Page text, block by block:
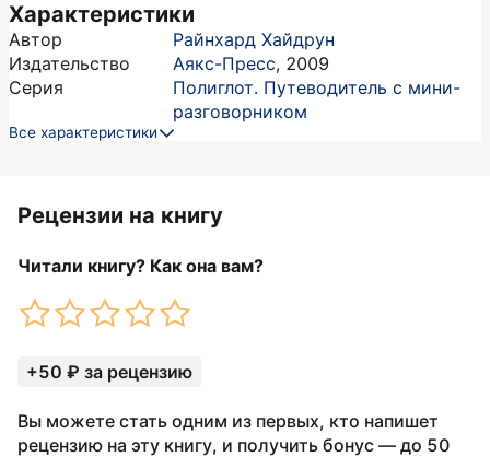
Характеристики
Автор
Райнхард Хайдрун
Издательство
Аякс-Пресс, 2009
Серия
Полиглот. Путеводитель с мини-
разговорником
Все характеристики
Рецензии на книгу
Читали книгу? Как она вам?
+50 ₽ за рецензию
Вы можете стать одним из первых, кто напишет
рецензию на эту книгу, и получить бонус — до 50